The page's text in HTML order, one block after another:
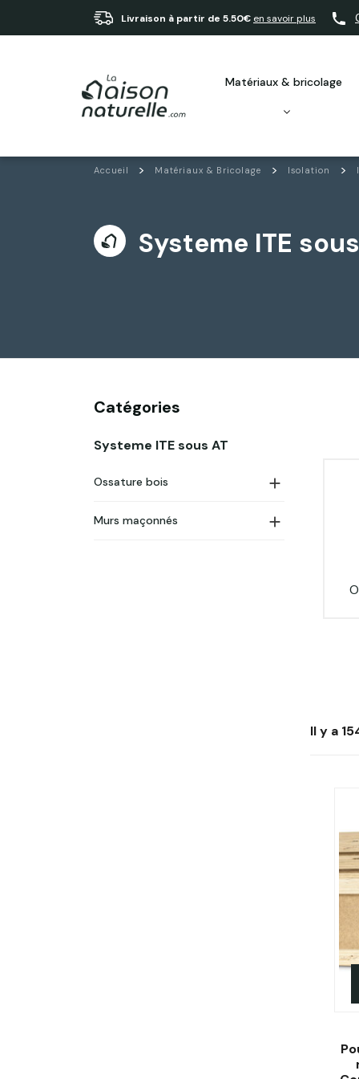
Livraison à partir de 5.50€ en savoir plus
matériaux & bricolage
Accueil Matériaux & Bricolage Isolation
Systeme ITE
Catégories
Systeme ITE sous AT
Ossature bois 
Murs maçonnés 
Il y a